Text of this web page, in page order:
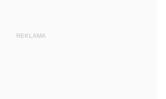
REKLAMA